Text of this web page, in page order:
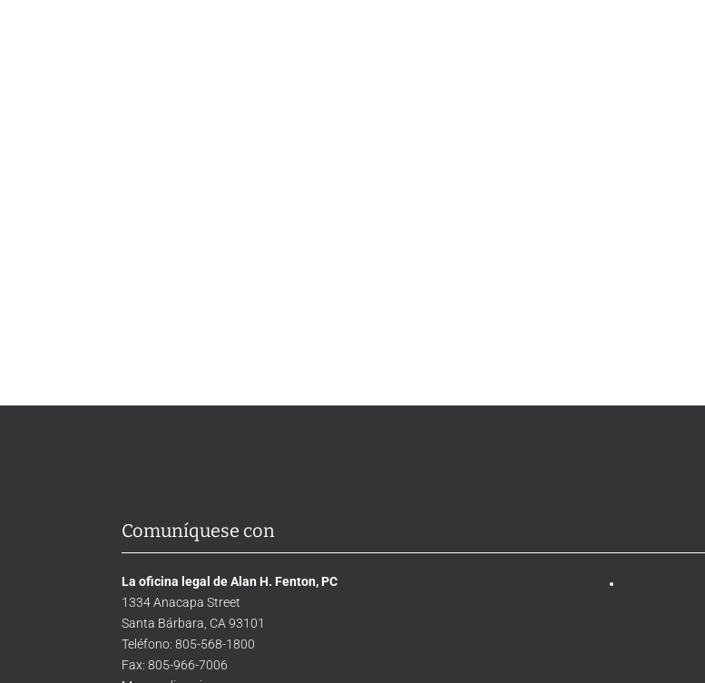
Comuníquese con
La oficina legal de Alan H. Fenton, PC
1334 Anacapa Street
Santa Bárbara, CA 93101
Teléfono: 805-568-1800
Fax: 805-966-7006